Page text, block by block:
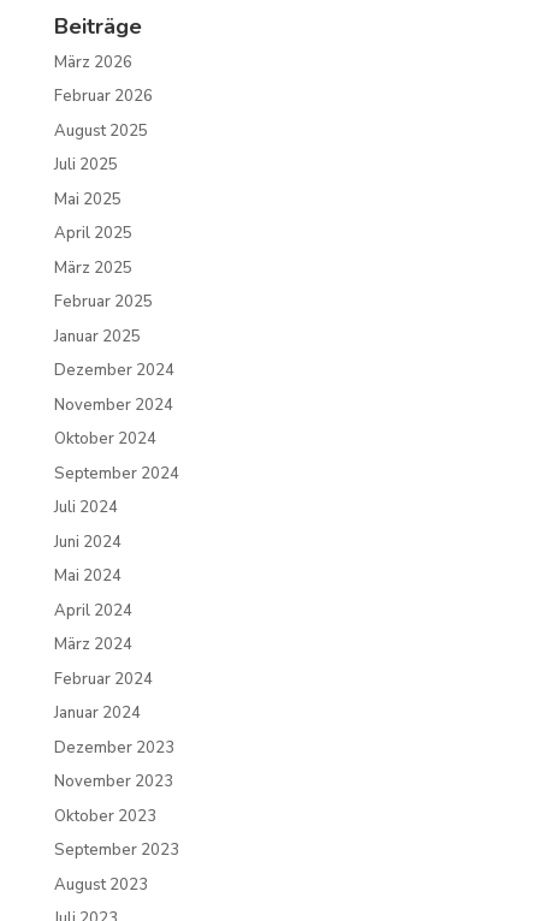
Beiträge
März 2026
Februar 2026
August 2025
Juli 2025
Mai 2025
April 2025
März 2025
Februar 2025
Januar 2025
Dezember 2024
November 2024
Oktober 2024
September 2024
Juli 2024
Juni 2024
Mai 2024
April 2024
März 2024
Februar 2024
Januar 2024
Dezember 2023
November 2023
Oktober 2023
September 2023
August 2023